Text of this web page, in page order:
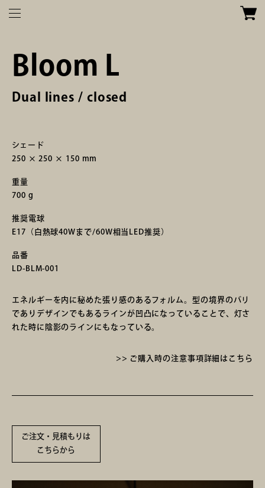
照明
Bloom L
Dual lines / closed
シェード
250 × 250 × 150 mm
重量
700 g
推奨電球
E17（白熱球40Wまで/60W相当LED推奨）
品番
LD-BLM-001
エネルギーを内に秘めた張り感のあるフォルム。型の境界のバリ
でありデザインでもあるラインが凹凸になっていることで、灯さ
れた時に陰影のラインにもなっている。
>> ご購入時の注意事項詳細はこちら
ご注文・見積もりは
こちらから